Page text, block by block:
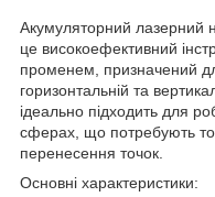
Акумуляторний лазерний
це високоефективний
променем, призначений
горизонтальній та
ідеально підходить для
сферах, що потребують
перенесення точок.
Основні характеристики: